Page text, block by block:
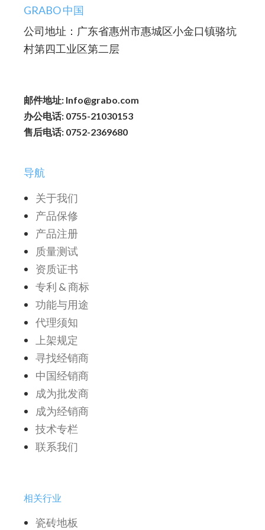
GRABO 中国
公司地址：广东省惠州市惠城区小金口镇骆坑
村第四工业区第二层
邮件地址: Info@grabo.com
办公电话: 0755-21030153
售后电话: 0752-2369680
导航
关于我们
产品保修
产品注册
质量测试
资质证书
专利 & 商标
功能与用途
代理须知
上架规定
寻找经销商
中国经销商
成为批发商
成为经销商
技术专栏
联系我们
相关行业
瓷砖地板